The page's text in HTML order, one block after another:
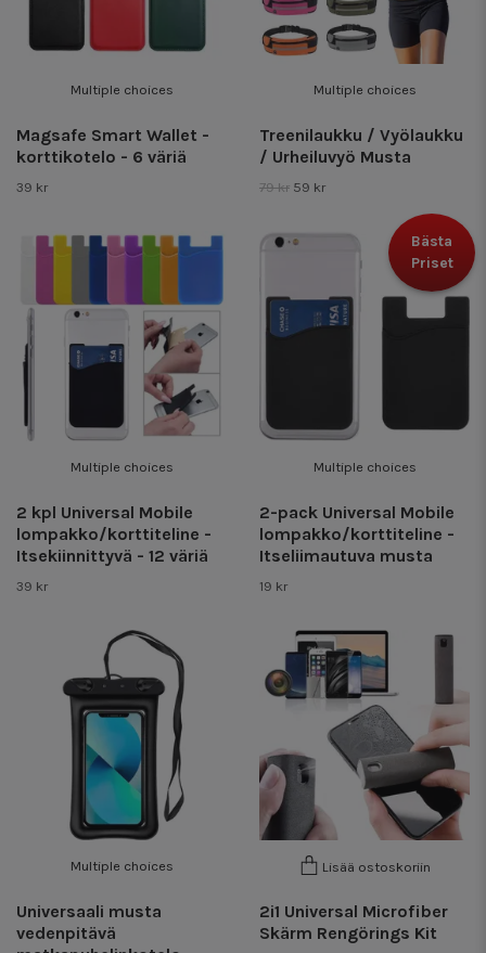
Multiple choices
Magsafe Smart Wallet -
korttikotelo - 6 väriä
39 kr
Multiple choices
Treenilaukku / Vyölaukku
/ Urheiluvyö Musta
79 kr 59 kr
Multiple choices
2 kpl Universal Mobile
lompakko/korttiteline -
Itsekiinnittyvä - 12 väriä
39 kr
Bästa
Priset
Multiple choices
2-pack Universal Mobile
lompakko/korttiteline -
Itseliimautuva musta
19 kr
Multiple choices
Universaali musta
vedenpitävä
Lisää ostoskoriin
2i1 Universal Microfiber
Skärm Rengörings Kit